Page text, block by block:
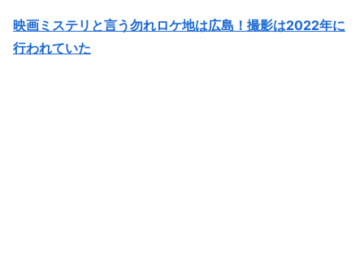
映画ミステリと言う勿れロケ地は広島！撮影は2022年に
行われていた